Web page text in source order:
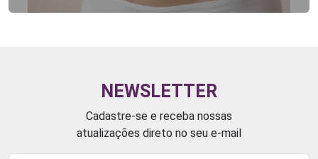
NEWSLETTER
Cadastre-se e receba nossas
atualizações direto no seu e-mail